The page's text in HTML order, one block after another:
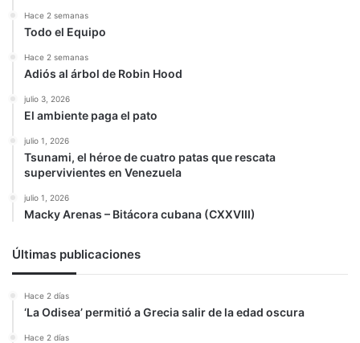
Hace 2 semanas
Todo el Equipo
Hace 2 semanas
Adiós al árbol de Robin Hood
julio 3, 2026
El ambiente paga el pato
julio 1, 2026
Tsunami, el héroe de cuatro patas que rescata
supervivientes en Venezuela
julio 1, 2026
Macky Arenas – Bitácora cubana (CXXVIII)
Últimas publicaciones
Hace 2 días
‘La Odisea’ permitió a Grecia salir de la edad oscura
Hace 2 días